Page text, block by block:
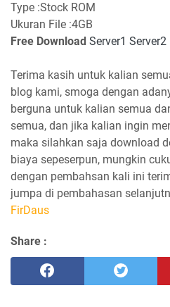
Type :Stock ROM
Ukuran File :4GB
Free Download Server1 Server2
Terima kasih untuk kalian
blog kami, smoga dengan
berguna untuk kalian semua
semua, dan jika kalian ingin
maka silahkan saja download
biaya sepeserpun, mungkin
dengan pembahsan kali ini
jumpa di pembahasan
FirDaus
Share :